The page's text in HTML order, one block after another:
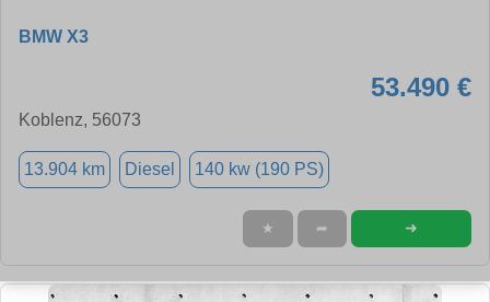
BMW X3
53.490 €
Koblenz, 56073
13.904 km Diesel 140 kw (190 PS)
★ ➦ ➜